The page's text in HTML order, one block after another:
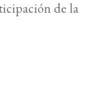
de la